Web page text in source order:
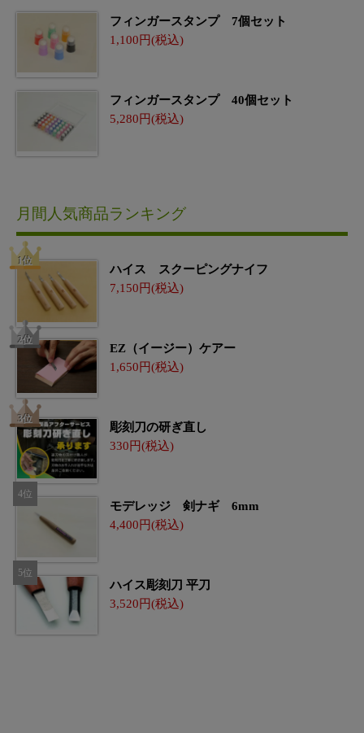
フィンガースタンプ 7個セット
1,100
フィンガースタンプ 40個セット
5,280
月間人気商品ランキング
ハイス スクーピングナイフ
7,150
EZ（イージー）ケアー
1,650
彫刻刀の研ぎ直し
330
モデレッジ 剣ナギ 6mm
4,400
ハイス彫刻刀 平刀
3,520